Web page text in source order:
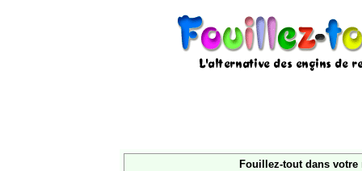
Fouillez-tout dans votre